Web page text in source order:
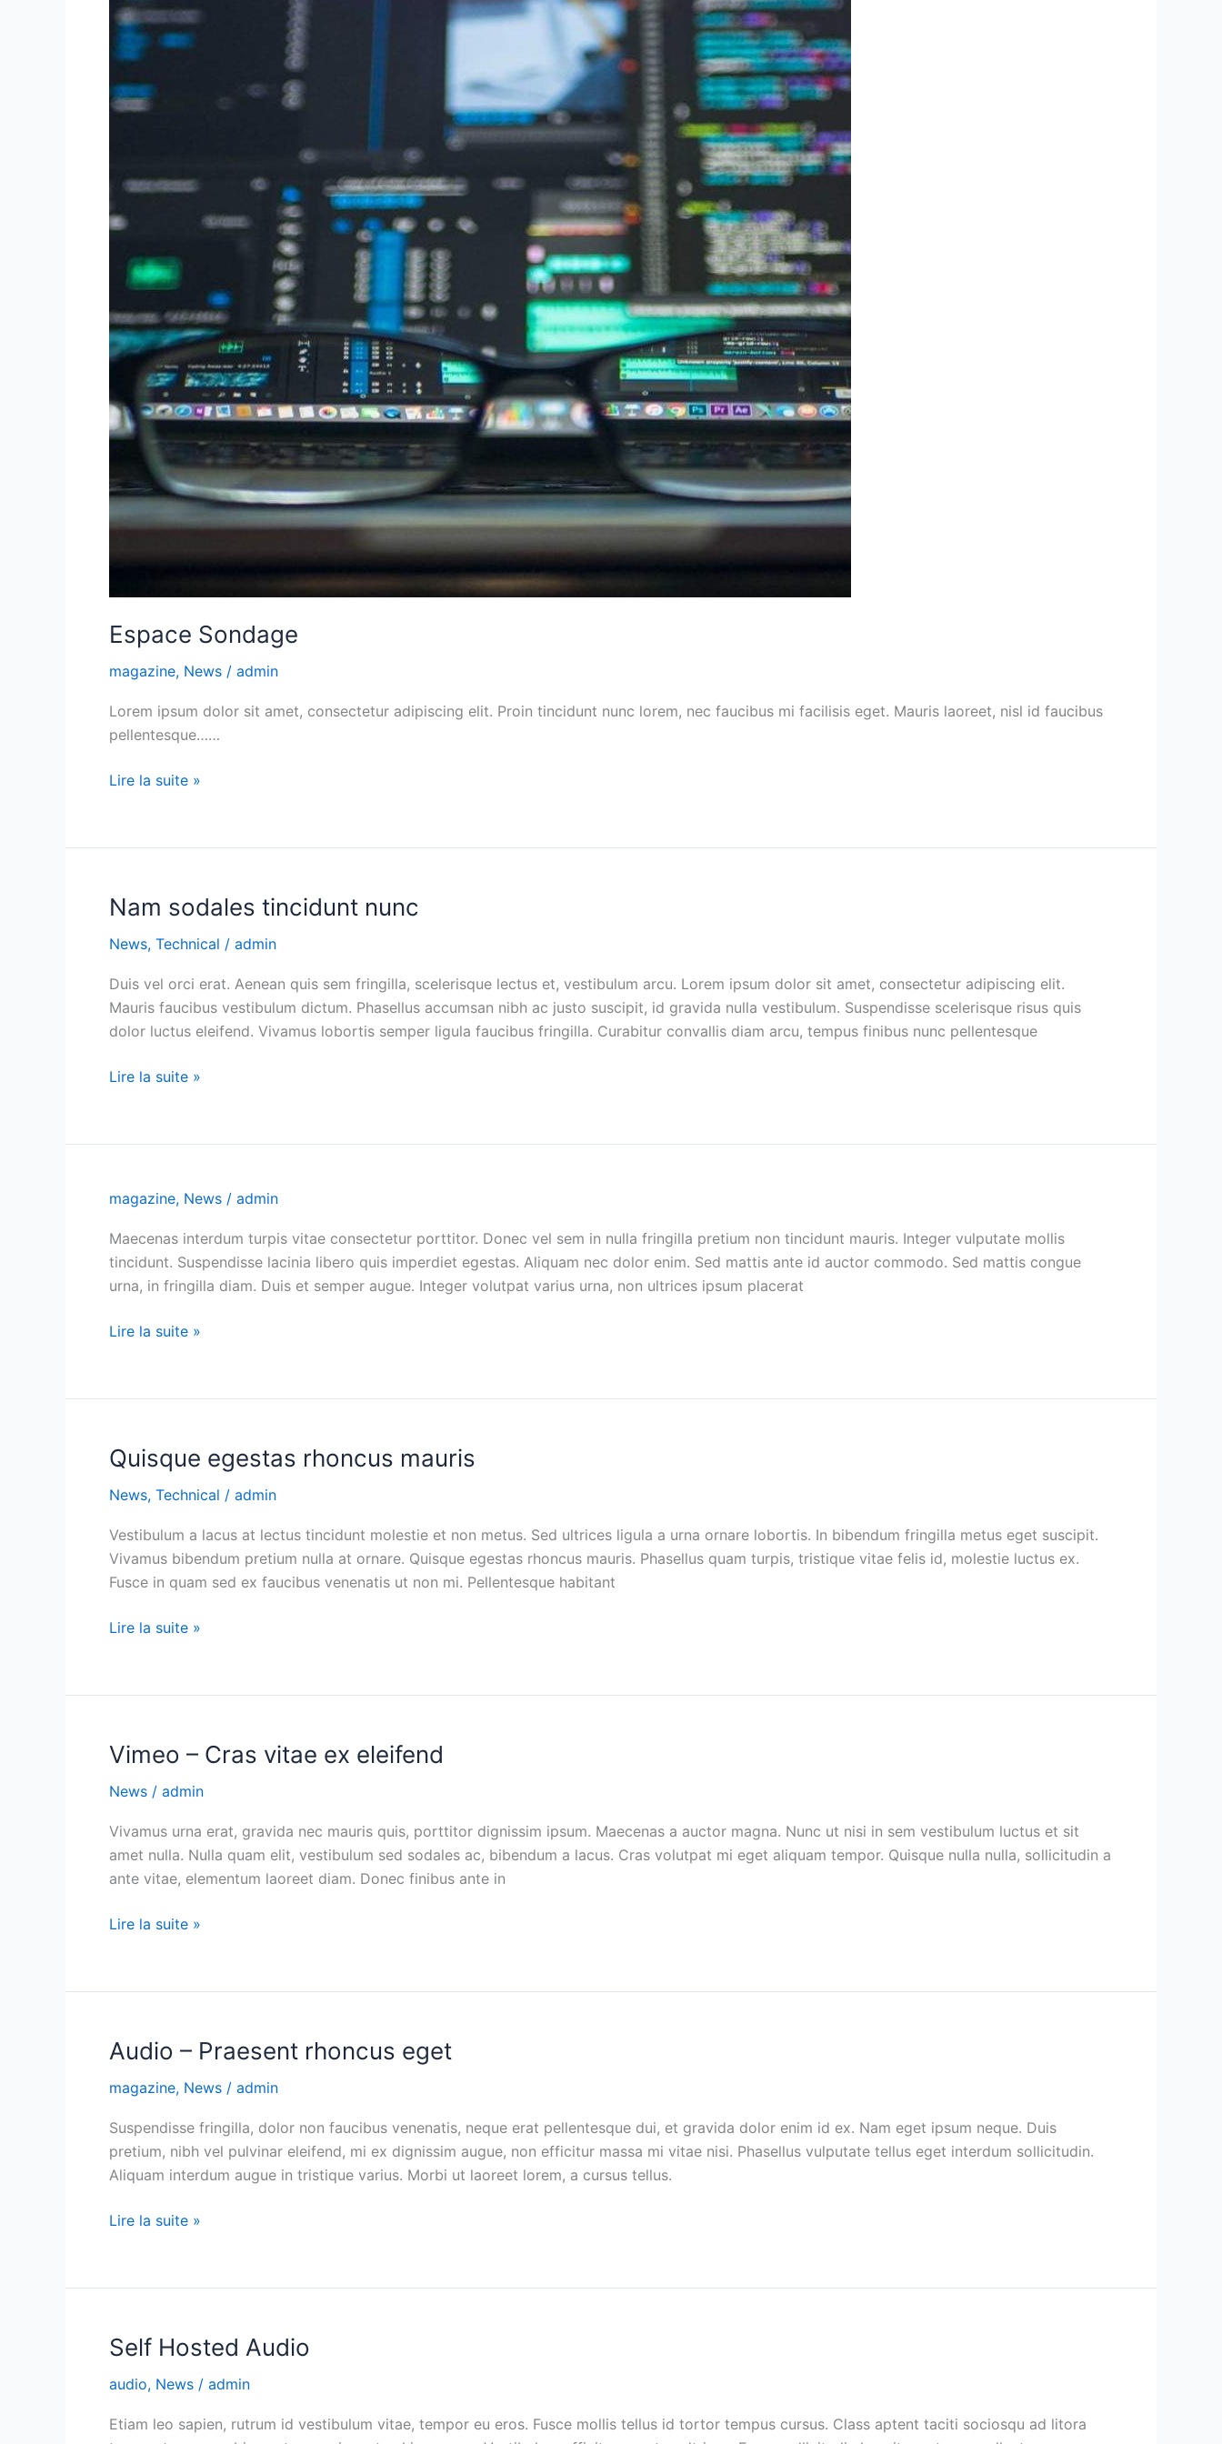
Espace Sondage
magazine, News / admin
Lorem ipsum dolor sit amet, consectetur adipiscing elit. Proin tincidunt nunc lorem, nec faucibus mi facilisis eget. Mauris laoreet, nisl id faucibus
pellentesque……
Lire la suite »
Nam sodales tincidunt nunc
News, Technical / admin
Duis vel orci erat. Aenean quis sem fringilla, scelerisque lectus et, vestibulum arcu. Lorem ipsum dolor sit amet, consectetur adipiscing elit.
Mauris faucibus vestibulum dictum. Phasellus accumsan nibh ac justo suscipit, id gravida nulla vestibulum. Suspendisse scelerisque risus quis
dolor luctus eleifend. Vivamus lobortis semper ligula faucibus fringilla. Curabitur convallis diam arcu, tempus finibus nunc pellentesque
Nam
tincidunt
Lire la suite »
magazine, News / admin
Maecenas interdum turpis vitae consectetur porttitor. Donec vel sem in nulla fringilla pretium non tincidunt mauris. Integer vulputate mollis
tincidunt. Suspendisse lacinia libero quis imperdiet egestas. Aliquam nec dolor enim. Sed mattis ante id auctor commodo. Sed mattis congue
urna, in fringilla diam. Duis et semper augue. Integer volutpat varius urna, non ultrices ipsum placerat
Integer
condimentum
lacus
Lire la suite »
Quisque egestas rhoncus mauris
News, Technical / admin
Vestibulum a lacus at lectus tincidunt molestie et non metus. Sed ultrices ligula a urna ornare lobortis. In bibendum fringilla metus eget suscipit.
Vivamus bibendum pretium nulla at ornare. Quisque egestas rhoncus mauris. Phasellus quam turpis, tristique vitae felis id, molestie luctus ex.
Fusce in quam sed ex faucibus venenatis ut non mi. Pellentesque habitant
Quisque
rhoncus
Lire la suite »
Vimeo – Cras vitae ex eleifend
News / admin
Vivamus urna erat, gravida nec mauris quis, porttitor dignissim ipsum. Maecenas a auctor magna. Nunc ut nisi in sem vestibulum luctus et sit
amet nulla. Nulla quam elit, vestibulum sed sodales ac, bibendum a lacus. Cras volutpat mi eget aliquam tempor. Quisque nulla nulla, sollicitudin a
ante vitae, elementum laoreet diam. Donec finibus ante in
Vimeo
Cras
Lire la suite »
Audio – Praesent rhoncus eget
magazine, News / admin
Suspendisse fringilla, dolor non faucibus venenatis, neque erat pellentesque dui, et gravida dolor enim id ex. Nam eget ipsum neque. Duis
pretium, nibh vel pulvinar eleifend, mi ex dignissim augue, non efficitur massa mi vitae nisi. Phasellus vulputate tellus eget interdum sollicitudin.
Aliquam interdum augue in tristique varius. Morbi ut laoreet lorem, a cursus tellus.
Audio
Praesent
eget
Lire la suite »
Self Hosted Audio
audio, News / admin
Etiam leo sapien, rutrum id vestibulum vitae, tempor eu eros. Fusce mollis tellus id tortor tempus cursus. Class aptent taciti sociosqu ad litora
Self
Audio